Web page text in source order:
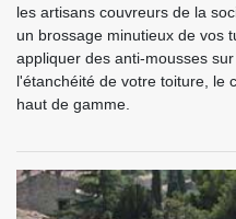
les artisans couvreurs de la
un brossage minutieux de vos
appliquer des anti-mousses
l'étanchéité de votre toiture, le
haut de gamme.